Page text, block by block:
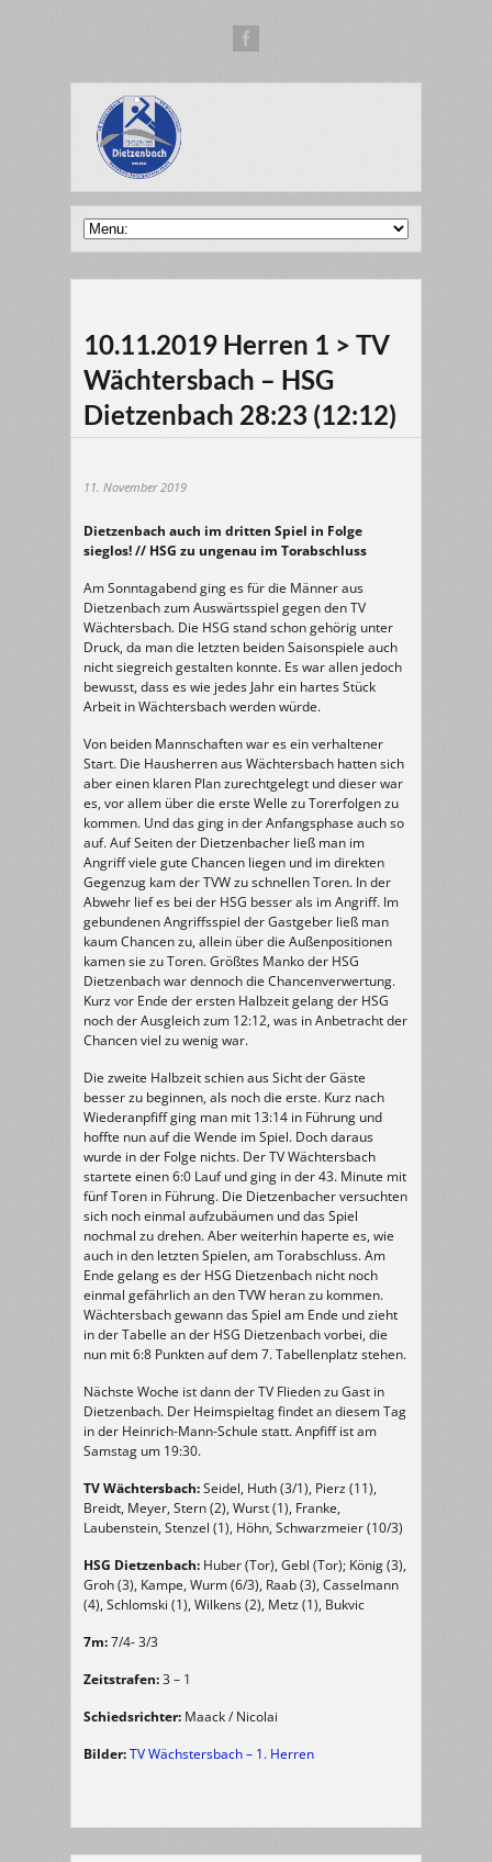
10.11.2019 Herren 1 > TV
Wächtersbach – HSG
Dietzenbach 28:23 (12:12)
11. November 2019
Dietzenbach auch im dritten Spiel in Folge
sieglos! // HSG zu ungenau im Torabschluss
Am Sonntagabend ging es für die Männer aus
Dietzenbach zum Auswärtsspiel gegen den TV
Wächtersbach. Die HSG stand schon gehörig unter
Druck, da man die letzten beiden Saisonspiele auch
nicht siegreich gestalten konnte. Es war allen jedoch
bewusst, dass es wie jedes Jahr ein hartes Stück
Arbeit in Wächtersbach werden würde.
Von beiden Mannschaften war es ein verhaltener
Start. Die Hausherren aus Wächtersbach hatten sich
aber einen klaren Plan zurechtgelegt und dieser war
es, vor allem über die erste Welle zu Torerfolgen zu
kommen. Und das ging in der Anfangsphase auch so
auf. Auf Seiten der Dietzenbacher ließ man im
Angriff viele gute Chancen liegen und im direkten
Gegenzug kam der TVW zu schnellen Toren. In der
Abwehr lief es bei der HSG besser als im Angriff. Im
gebundenen Angriffsspiel der Gastgeber ließ man
kaum Chancen zu, allein über die Außenpositionen
kamen sie zu Toren. Größtes Manko der HSG
Dietzenbach war dennoch die Chancenverwertung.
Kurz vor Ende der ersten Halbzeit gelang der HSG
noch der Ausgleich zum 12:12, was in Anbetracht der
Chancen viel zu wenig war.
Die zweite Halbzeit schien aus Sicht der Gäste
besser zu beginnen, als noch die erste. Kurz nach
Wiederanpfiff ging man mit 13:14 in Führung und
hoffte nun auf die Wende im Spiel. Doch daraus
wurde in der Folge nichts. Der TV Wächtersbach
startete einen 6:0 Lauf und ging in der 43. Minute mit
fünf Toren in Führung. Die Dietzenbacher versuchten
sich noch einmal aufzubäumen und das Spiel
nochmal zu drehen. Aber weiterhin haperte es, wie
auch in den letzten Spielen, am Torabschluss. Am
Ende gelang es der HSG Dietzenbach nicht noch
einmal gefährlich an den TVW heran zu kommen.
Wächtersbach gewann das Spiel am Ende und zieht
in der Tabelle an der HSG Dietzenbach vorbei, die
nun mit 6:8 Punkten auf dem 7. Tabellenplatz stehen.
Nächste Woche ist dann der TV Flieden zu Gast in
Dietzenbach. Der Heimspieltag findet an diesem Tag
in der Heinrich-Mann-Schule statt. Anpfiff ist am
Samstag um 19:30.
TV Wächtersbach:Seidel, Huth (3/1), Pierz (11),
Breidt, Meyer, Stern (2), Wurst (1), Franke,
Laubenstein, Stenzel (1), Höhn, Schwarzmeier (10/3)
HSG Dietzenbach: Huber (Tor), Gebl (Tor); König (3),
Groh (3), Kampe, Wurm (6/3), Raab (3), Casselmann
(4), Schlomski (1), Wilkens (2), Metz (1), Bukvic
7m:7/4- 3/3
Zeitstrafen:3 – 1
Schiedsrichter: Maack / Nicolai
Bilder:TV Wächstersbach – 1. Herren